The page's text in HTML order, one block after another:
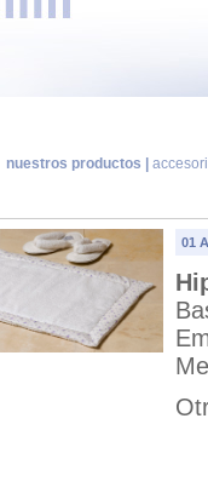
nuestros productos |
01